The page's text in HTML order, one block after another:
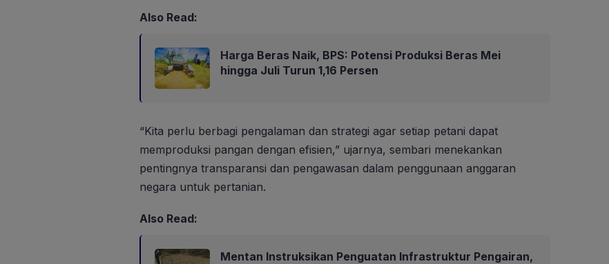
Also Read:
Harga Beras Naik, BPS: Potensi Produksi Beras Mei
hingga Juli Turun 1,16 Persen
“Kita perlu berbagi pengalaman dan strategi agar setiap petani dapat
memproduksi pangan dengan efisien,” ujarnya, sembari menekankan
pentingnya transparansi dan pengawasan dalam penggunaan anggaran
negara untuk pertanian.
Also Read:
Mentan Instruksikan Penguatan Infrastruktur Pengairan,